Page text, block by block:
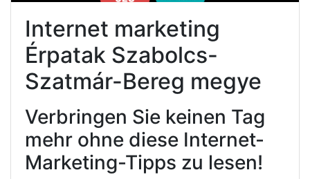
Internet marketing
Érpatak Szabolcs-
Szatmár-Bereg megye
Verbringen Sie keinen Tag
mehr ohne diese Internet-
Marketing-Tipps zu lesen!